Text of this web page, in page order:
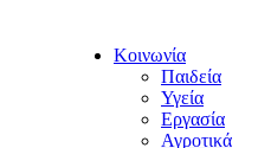
Κοινωνία
Παιδεία
Υγεία
Εργασία
Αγροτικά